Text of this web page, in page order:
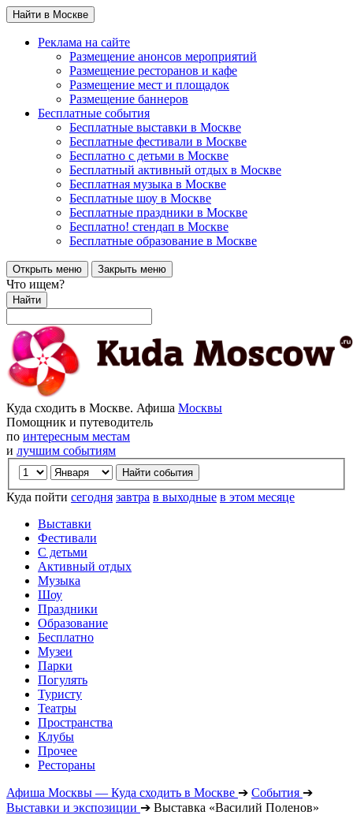
Найти в Москве
Реклама на сайте
Размещение анонсов мероприятий
Размещение ресторанов и кафе
Размещение мест и площадок
Размещение баннеров
Бесплатные события
Бесплатные выставки в Москве
Бесплатные фестивали в Москве
Бесплатно с детьми в Москве
Бесплатный активный отдых в Москве
Бесплатная музыка в Москве
Бесплатные шоу в Москве
Бесплатные праздники в Москве
Бесплатно! стендап в Москве
Бесплатные образование в Москве
Открыть меню Закрыть меню
Что ищем?
Найти
Куда сходить в Москве. Афиша Москвы
Помощник и путеводитель
по интересным местам
и лучшим событиям
Куда пойти сегодня завтра в выходные в этом месяце
Выставки
Фестивали
С детьми
Активный отдых
Музыка
Шоу
Праздники
Образование
Бесплатно
Музеи
Парки
Погулять
Туристу
Театры
Пространства
Клубы
Прочее
Рестораны
Афиша Москвы — Куда сходить в Москве ➔ События ➔
Выставки и экспозиции ➔ Выставка «Василий Поленов»